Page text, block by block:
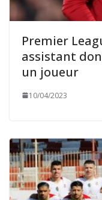
Premier
assistant
un joueur
10/04/2023